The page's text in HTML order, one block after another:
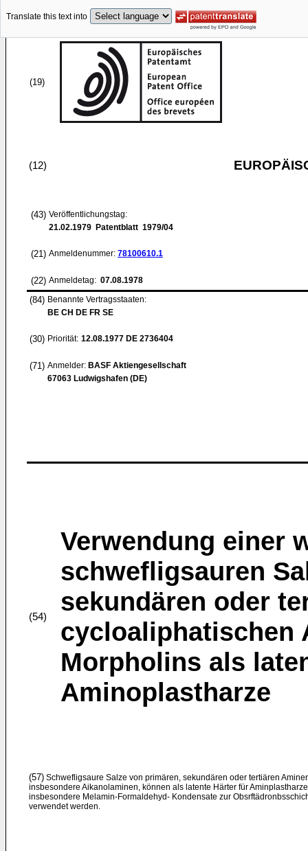
Translate this text into
(19)
(12)
(43) Veröffentlichungstag:
21.02.1979 Patentblatt 1979/04
(21) Anmeldenummer: 78100610.1
(22) Anmeldetag: 07.08.1978
(84) Benannte Vertragsstaaten:
BE CH DE FR SE
(30) Priorität: 12.08.1977 DE 2736404
(71) Anmelder: BASF Aktiengesellschaft
67063 Ludwigshafen (DE)
(54)
Verwendung einer
schwefligsauren
sekundären oder
cycloaliphatischen
Morpholins als
Aminoplastharze
(57) Schwefligsaure Salze von primären, sekundären oder tertiären
insbesondere Aikanolaminen, können als latente Härter für
insbesondere Melamin-Formaldehyd- Kondensate zur
verwendet werden.